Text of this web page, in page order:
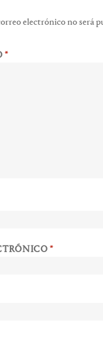
electrónico no será
*
*